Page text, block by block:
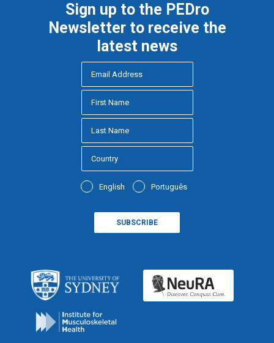
Sign up to the PEDro
Newsletter to receive the
latest news
English Português